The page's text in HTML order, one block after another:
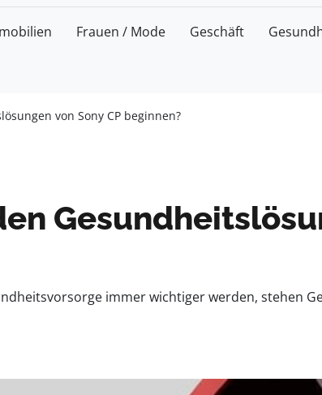
Frauen / Mode Geschäft
von Sony CP beginnen?
immer wichtiger werden, stehen